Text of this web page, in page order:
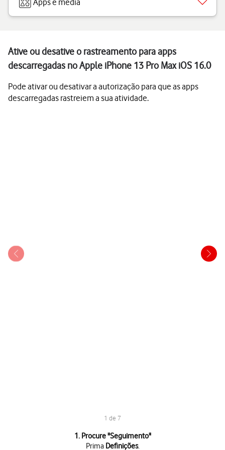
Apps e media
Ative ou desative o rastreamento para apps
descarregadas no Apple iPhone 13 Pro Max iOS 16.0
Pode ativar ou desativar a autorização para que as apps
descarregadas rastreiem a sua atividade.
1 de 7
1. Procure "Seguimento"
Prima Definições.